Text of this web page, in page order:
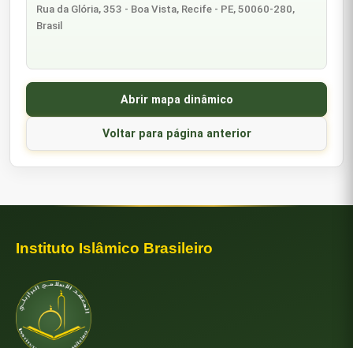
Rua da Glória, 353 - Boa Vista, Recife - PE, 50060-280,
Brasil
Abrir mapa dinâmico
Voltar para página anterior
Instituto Islâmico Brasileiro